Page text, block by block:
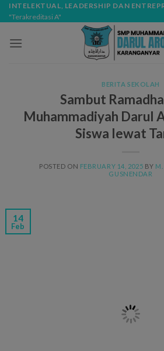
Skip
to
INTELEKTUAL, LEADERSHIP DAN
"Terakreditasi A"
BERITA SEKOLAH
Sambut
Muhammadiyah Darul
Siswa lewat
POSTED ON FEBRUARY 14, 2025 BY
GUSNENDAR
14
Feb
modal-check